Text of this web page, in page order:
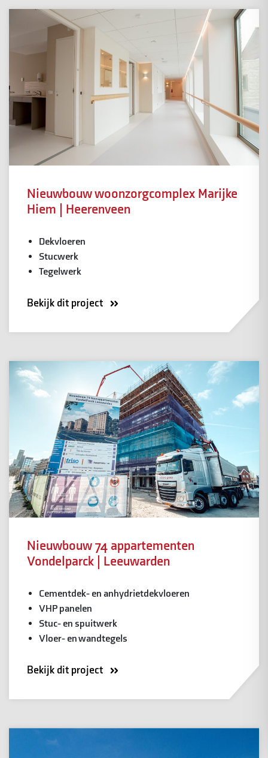
Nieuwbouw woonzorgcomplex Marijke
Hiem | Heerenveen
Dekvloeren
Stucwerk
Tegelwerk
Bekijk dit project
Nieuwbouw 74 appartementen
Vondelparck | Leeuwarden
Cementdek- en anhydrietdekvloeren
VHP panelen
Stuc- en spuitwerk
Vloer- en wandtegels
Bekijk dit project